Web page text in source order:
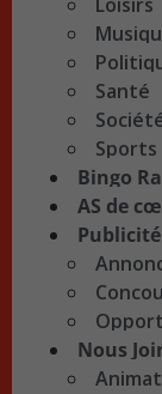
Santé
Sports
Bingo
AS de
Publicité
Nous